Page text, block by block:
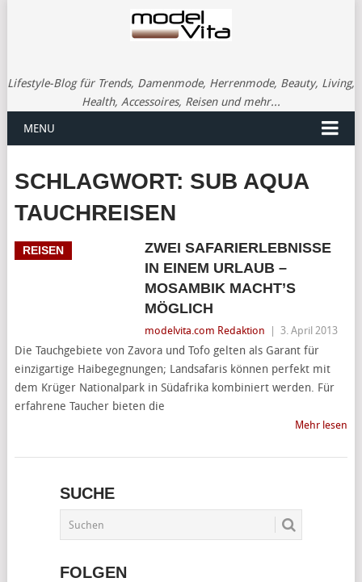
Lifestyle-Blog für Trends, Damenmode, Herrenmode, Beauty, Living,
Health, Accessoires, Reisen und mehr...
MENU
SCHLAGWORT: SUB AQUA
TAUCHREISEN
REISEN
ZWEI SAFARIERLEBNISSE
IN EINEM URLAUB –
MOSAMBIK MACHT’S
MÖGLICH
modelvita.com Redaktion 3. April 2013
Die Tauchgebiete von Zavora und Tofo gelten als Garant für
einzigartige Haibegegnungen; Landsafaris können perfekt mit
dem Krüger Nationalpark in Südafrika kombiniert werden. Für
erfahrene Taucher bieten die
Mehr lesen
SUCHE
FOLGEN